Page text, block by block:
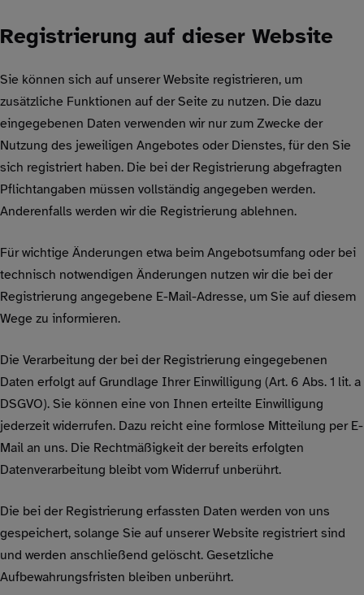
Registrierung auf dieser Website
Sie können sich auf unserer Website registrieren, um
zusätzliche Funktionen auf der Seite zu nutzen. Die dazu
eingegebenen Daten verwenden wir nur zum Zwecke der
Nutzung des jeweiligen Angebotes oder Dienstes, für den Sie
sich registriert haben. Die bei der Registrierung abgefragten
Pflichtangaben müssen vollständig angegeben werden.
Anderenfalls werden wir die Registrierung ablehnen.
Für wichtige Änderungen etwa beim Angebotsumfang oder bei
technisch notwendigen Änderungen nutzen wir die bei der
Registrierung angegebene E-Mail-Adresse, um Sie auf diesem
Wege zu informieren.
Die Verarbeitung der bei der Registrierung eingegebenen
Daten erfolgt auf Grundlage Ihrer Einwilligung (Art. 6 Abs. 1 lit. a
DSGVO). Sie können eine von Ihnen erteilte Einwilligung
jederzeit widerrufen. Dazu reicht eine formlose Mitteilung per E-
Mail an uns. Die Rechtmäßigkeit der bereits erfolgten
Datenverarbeitung bleibt vom Widerruf unberührt.
Die bei der Registrierung erfassten Daten werden von uns
gespeichert, solange Sie auf unserer Website registriert sind
und werden anschließend gelöscht. Gesetzliche
Aufbewahrungsfristen bleiben unberührt.